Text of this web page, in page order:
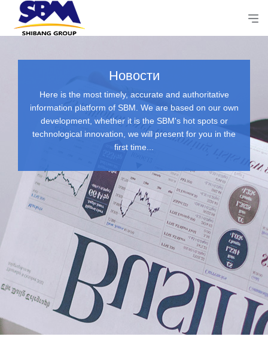
Новости
Here is the most timely, accurate and authoritative
information platform of SBM. We are based on our own
development, whether it is the SBM's hot spots or
technological innovation, we will present for you in the
first time...